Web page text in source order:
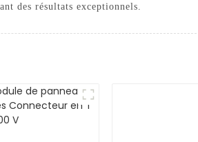
des résultats exceptionnels.